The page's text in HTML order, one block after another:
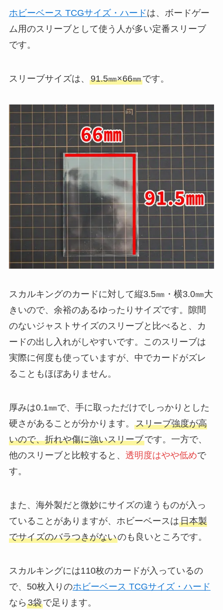
ホビーベース TCGサイズ・ハードは、ボードゲー
ム用のスリーブとして使う人が多い定番スリーブ
です。
スリーブサイズは、 91.5㎜×66㎜です。
スカルキングのカードに対して縦3.5㎜・横3.0㎜大
きいので、余裕のあるゆったりサイズです。隙間
のないジャストサイズのスリーブと比べると、カ
ードの出し入れがしやすいです。このスリーブは
実際に何度も使っていますが、中でカードがズレ
ることもほぼありません。
厚みは0.1㎜で、手に取っただけでしっかりとした
硬さがあることが分かります。 スリーブ強度が高
いので、折れや傷に強いスリーブです。一方で、
他のスリーブと比較すると、 透明度はやや低めで
す。
また、海外製だと微妙にサイズの違うものが入っ
ていることがありますが、ホビーベースは日本製
でサイズのバラつきがないのも良いところです。
スカルキングには110枚のカードが入っているの
で、50枚入りのホビーベース TCGサイズ・ハード
なら 3袋で足ります。